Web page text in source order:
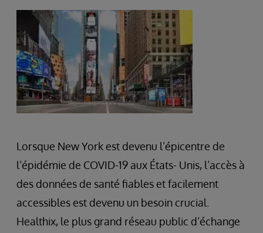
Lorsque New York est devenu l’épicentre de
l’épidémie de COVID-19 aux États- Unis, l’accès à
des données de santé fiables et facilement
accessibles est devenu un besoin crucial.
Healthix, le plus grand réseau public d’échange